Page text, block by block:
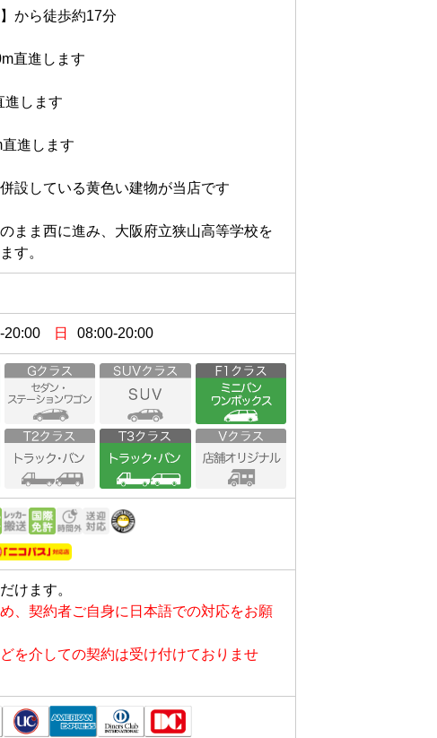
から徒歩約17分
直進します
進します
進します
設している黄色い建物が当店です
まま西に進み、大阪府立狭山高等学校を
す。
20:00 日 08:00-20:00
けます。
、契約者ご自身に日本語での対応をお願
を介しての契約は受け付けておりませ